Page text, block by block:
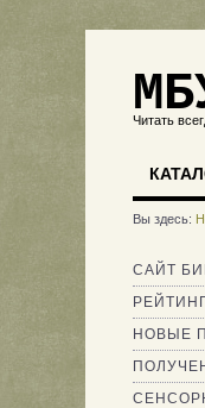
Читать
Вы здесь:
САЙТ
НОВЫЕ